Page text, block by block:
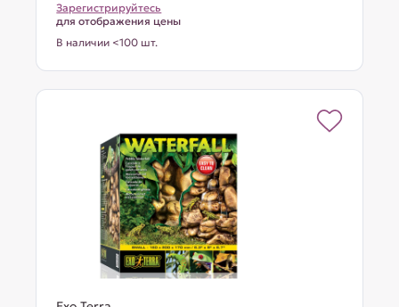
Зарегистрируйтесь
для отображения цены
В наличии <100 шт.